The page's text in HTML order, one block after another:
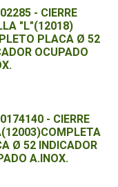
- CIERRE
"L"(12018)
PLACA Ø 52
OCUPADO
- CIERRE
Ø 52 INDICADOR
A.INOX.